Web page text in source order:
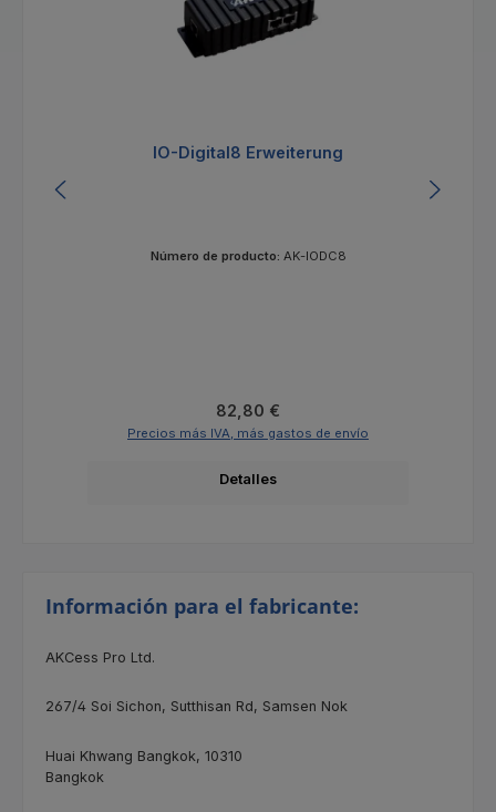
IO-Digital8 Erweiterung
Número de producto: AK-IODC8
Precio normal:
82,80 €
Precios más IVA, más gastos de envío
Detalles
Información para el fabricante:
AKCess Pro Ltd.
267/4 Soi Sichon, Sutthisan Rd, Samsen Nok
Huai Khwang Bangkok, 10310
Bangkok